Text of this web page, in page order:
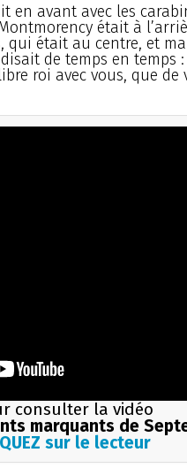
en avant avec les
était à
qui était au centre, et
de temps en temps :
roi avec vous, que de
consulter la vidéo
marquants de
sur le lecteur